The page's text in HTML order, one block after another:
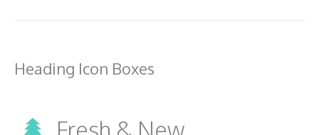
Heading Icon Boxes